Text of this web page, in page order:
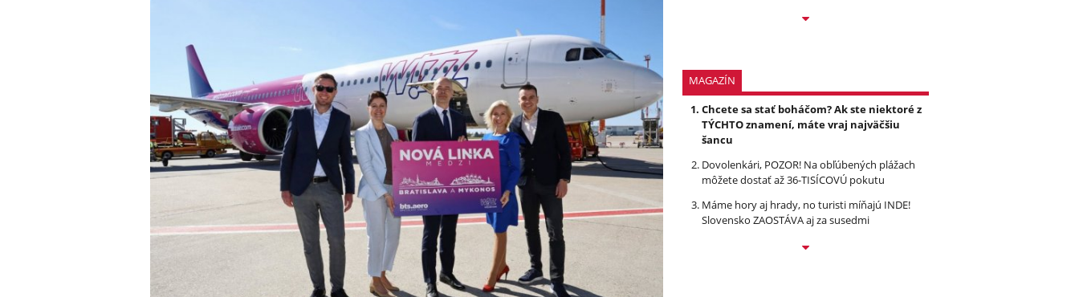
MAGAZÍN
Chcete sa stať boháčom? Ak ste niektoré z
TÝCHTO znamení, máte vraj najväčšiu
šancu
Dovolenkári, POZOR! Na obľúbených plážach
môžete dostať až 36-TISÍCOVÚ pokutu
Máme hory aj hrady, no turisti míňajú INDE!
Slovensko ZAOSTÁVA aj za susedmi